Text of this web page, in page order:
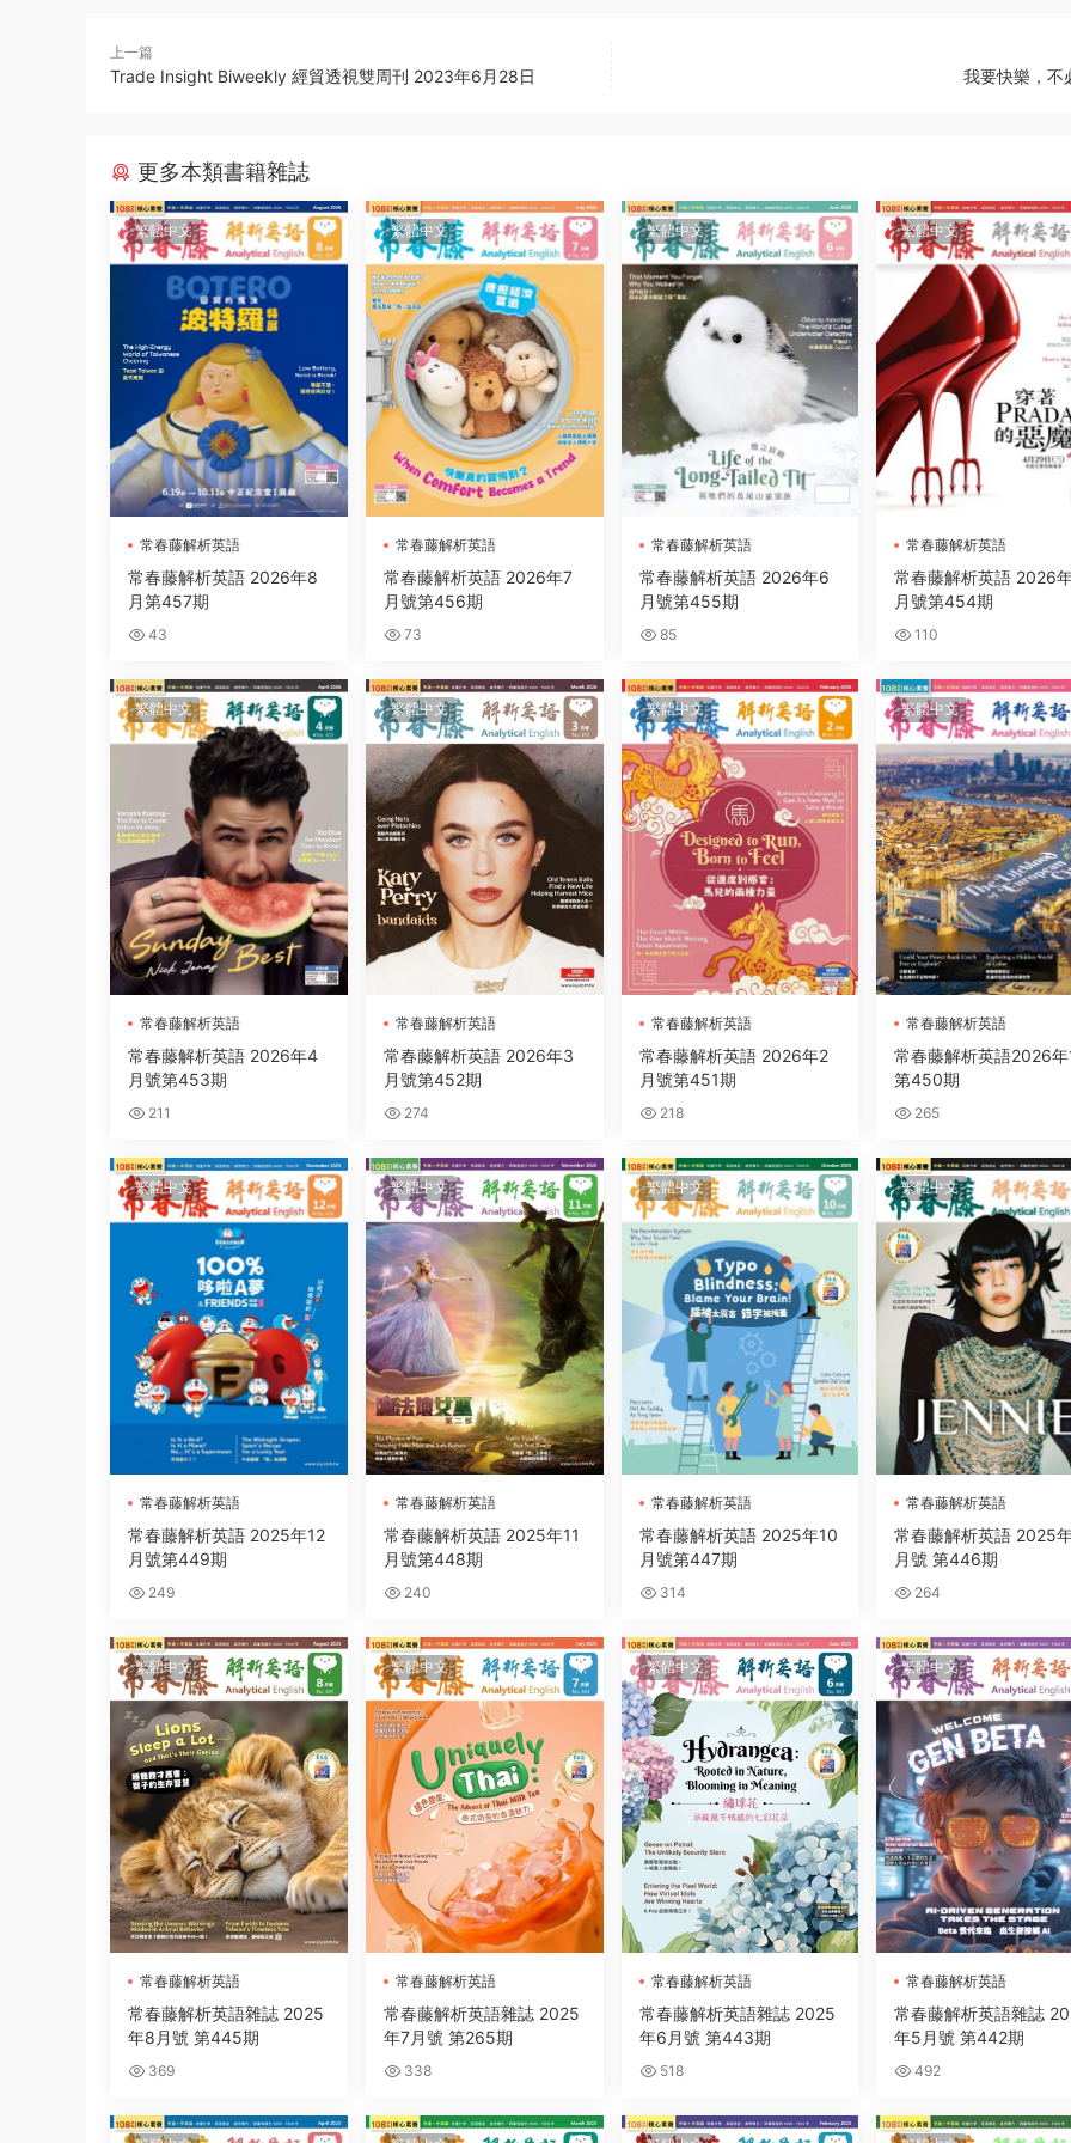
上一篇
Trade Insight Biweekly 經貿透視雙周刊 2023年6月28日 我要快樂，不
更多本類書籍雜誌
繁體中文
常春藤解析英語
常春藤解析英語 2026年8
月第457期
43
繁體中文
常春藤解析英語
常春藤解析英語 2026年7
月號第456期
73
繁體中文
常春藤解析英語
常春藤解析英語 2026年6
月號第455期
85
繁體中文
常春藤解析英語
常春藤解析英語 2026
月號第454期
110
繁體中文
常春藤解析英語
常春藤解析英語 2026年4
月號第453期
211
繁體中文
常春藤解析英語
常春藤解析英語 2026年3
月號第452期
274
繁體中文
常春藤解析英語
常春藤解析英語 2026年2
月號第451期
218
繁體中文
常春藤解析英語
常春藤解析英語2026
第450期
265
繁體中文
常春藤解析英語
常春藤解析英語 2025年12
月號第449期
249
繁體中文
常春藤解析英語
常春藤解析英語 2025年11
月號第448期
240
繁體中文
常春藤解析英語
常春藤解析英語 2025年10
月號第447期
314
繁體中文
常春藤解析英語
常春藤解析英語 2025
月號 第446期
264
繁體中文
常春藤解析英語
常春藤解析英語雜誌 2025
年8月號 第445期
369
繁體中文
常春藤解析英語
常春藤解析英語雜誌 2025
年7月號 第265期
338
繁體中文
常春藤解析英語
常春藤解析英語雜誌 2025
年6月號 第443期
518
繁體中文
常春藤解析英語
常春藤解析英語雜誌
年5月號 第442期
492